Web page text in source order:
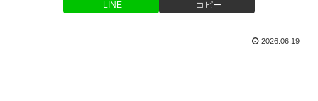
LINE コピー
2026.06.19